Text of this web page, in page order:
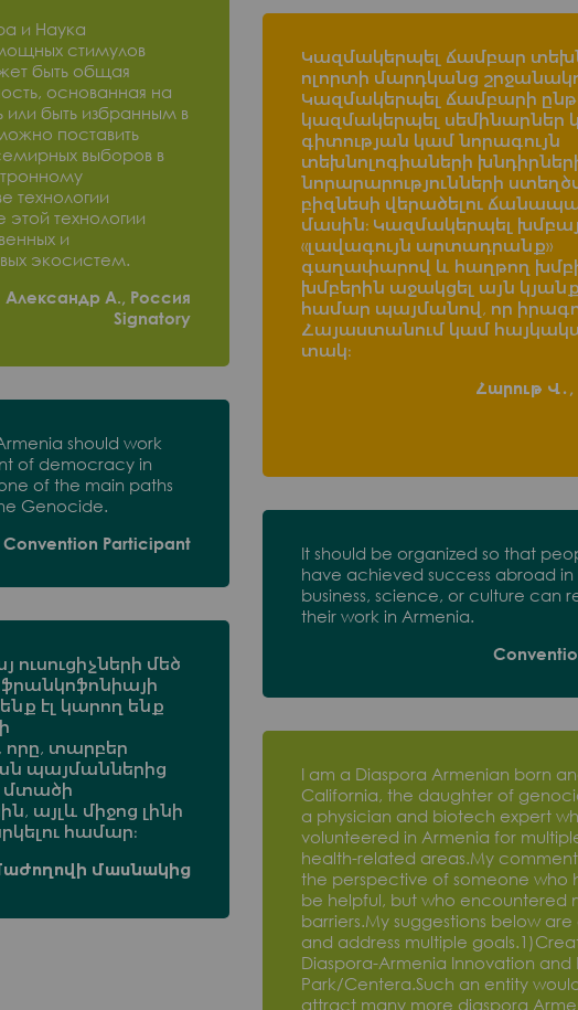
и Наука
стимулов
быть общая
основанная на
быть избранным в
поставить
выборов в
технологии
технологии
и
экосистем.
Александр А., Россия
Signatory
Կազմակերպել ճամբար
ոլորտի մարդկանց
Կազմակերպել ճամբարի
կազմակերպել
գիտության կամ նորագույն
տեխնոլոգիաների
նորարարությունների
բիզնեսի վերածելու
մասին։ Կազմակերպել
«լավագույն արտադրանք»
գաղափարով և հաղթող
խմբերին աջակցել այն
համար պայմանով, որ
Հայաստանում կամ
տակ։
Հարութ
should work
of democracy in
of the main paths
Genocide.
Convention Participant
It should be organized so that
have achieved success abroad
business, science, or culture can
their work in Armenia.
ուսուցիչների մեծ
էլ կարող ենք
որը, տարբեր
պայմաններից
մտածի
այլև միջոց լինի
համար։
մասնակից
I am a Diaspora Armenian born
California, the daughter of
a physician and biotech expert
volunteered in Armenia for
health-related areas.My
the perspective of someone who
be helpful, but who encountered
barriers.My suggestions below
and address multiple
Diaspora-Armenia Innovation and
Park/Centera.Such an entity
attract many more diaspora